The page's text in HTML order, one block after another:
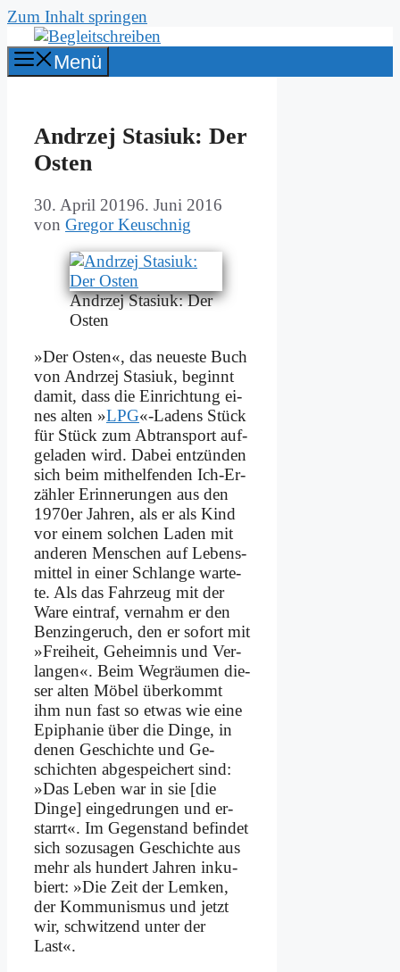
Zum Inhalt springen
Menü
An­drzej Sta­si­uk: Der
Osten
30. April 20196. Juni 2016
von Gregor Keuschnig
An­drzej Sta­si­uk: Der
Osten
»Der Osten«, das neue­ste Buch
von An­drzej Sta­si­uk, be­ginnt
da­mit, dass die Ein­rich­tung ei­
nes al­ten »LPG«-La­dens Stück
für Stück zum Ab­trans­port auf­
ge­la­den wird. Da­bei ent­zün­den
sich beim mit­hel­fen­den Ich-Er­
zäh­ler Er­in­ne­run­gen aus den
1970er Jah­ren, als er als Kind
vor ei­nem sol­chen La­den mit
an­de­ren Men­schen auf Le­bens­
mit­tel in ei­ner Schlan­ge war­te­
te. Als das Fahr­zeug mit der
Wa­re ein­traf, ver­nahm er den
Ben­zin­ge­ruch, den er so­fort mit
»Frei­heit, Ge­heim­nis und Ver­
lan­gen«. Beim Weg­räu­men die­
ser al­ten Mö­bel über­kommt
ihm nun fast so et­was wie ei­ne
Epi­pha­nie über die Din­ge, in
de­nen Ge­schich­te und Ge­
schich­ten ab­ge­spei­chert sind:
»Das Le­ben war in sie [die
Din­ge] ein­ge­drun­gen und er­
starrt«. Im Ge­gen­stand be­fin­det
sich so­zu­sa­gen Ge­schich­te aus
mehr als hun­dert Jah­ren in­ku­
biert: »Die Zeit der Lem­ken,
der Kom­mu­nis­mus und jetzt
wir, schwit­zend un­ter der
Last«.